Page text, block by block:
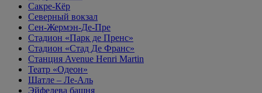
Сакре-Кёр
Северный вокзал
Сен-Жермэн-Де-Пре
Стадион «Парк де Пренс»
Стадион «Стад Де Франс»
Станция Avenue Henri Martin
Театр «Одеон»
Шатле – Ле-Аль
Эйфелева башня